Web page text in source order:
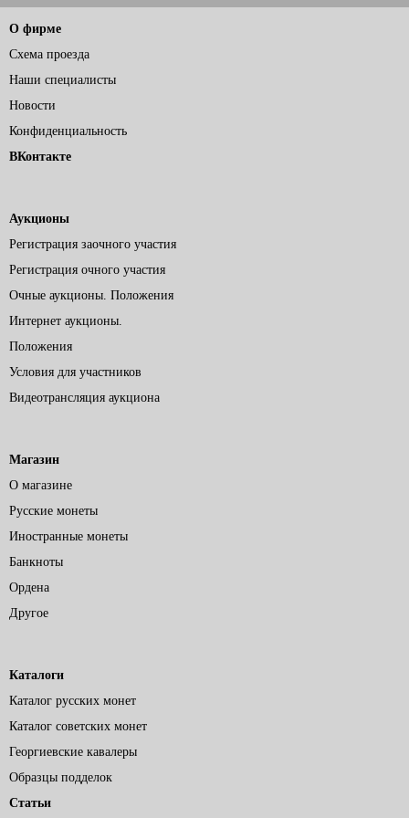
О фирме
Схема проезда
Наши специалисты
Новости
Конфиденциальность
ВКонтакте
Аукционы
Регистрация заочного участия
Регистрация очного участия
Очные аукционы. Положения
Интернет аукционы.
Положения
Условия для участников
Видеотрансляция аукциона
Магазин
О магазине
Русские монеты
Иностранные монеты
Банкноты
Ордена
Другое
Каталоги
Каталог русских монет
Каталог советских монет
Георгиевские кавалеры
Образцы подделок
Статьи